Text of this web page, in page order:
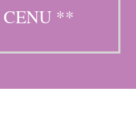
**